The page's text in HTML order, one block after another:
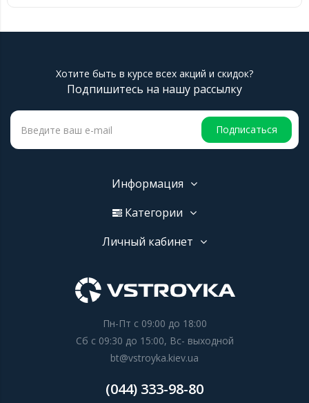
Хотите быть в курсе всех акций и скидок?
Подпишитесь на нашу рассылку
Подписаться
Информация
Категории
Личный кабинет
Пн-Пт с 09:00 до 18:00
Сб с 09:30 до 15:00, Вс- выходной
bt@vstroyka.kiev.ua
(044) 333-98-80